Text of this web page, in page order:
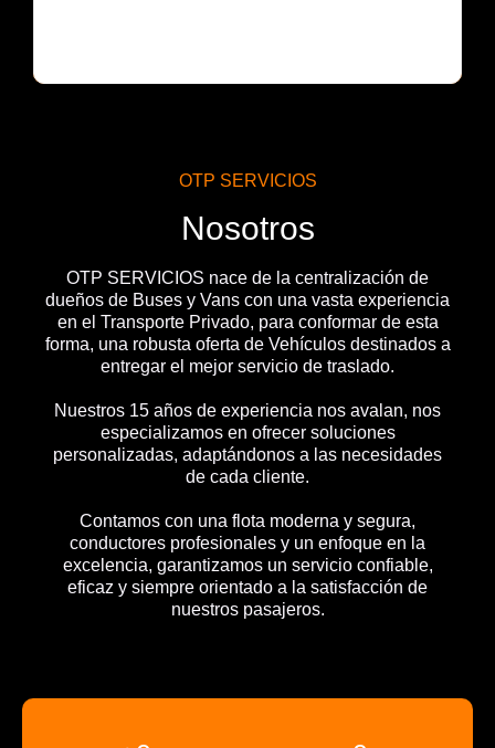
OTP SERVICIOS
Nosotros
OTP SERVICIOS nace de la centralización de
dueños de Buses y Vans con una vasta experiencia
en el Transporte Privado, para conformar de esta
forma, una robusta oferta de Vehículos destinados a
entregar el mejor servicio de traslado.
Nuestros 15 años de experiencia nos avalan, nos
especializamos en ofrecer soluciones
personalizadas, adaptándonos a las necesidades
de cada cliente.
Contamos con una flota moderna y segura,
conductores profesionales y un enfoque en la
excelencia, garantizamos un servicio confiable,
eficaz y siempre orientado a la satisfacción de
nuestros pasajeros.